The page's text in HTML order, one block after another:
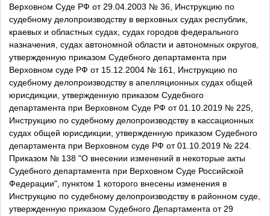
Верховном Суде РФ от 29.04.2003 № 36, Инструкцию по
судебному делопроизводству в верховных судах республик,
краевых и областных судах, судах городов федерального
назначения, судах автономной области и автономных округов,
утвержденную приказом Судебного департамента при
Верховном суде РФ от 15.12.2004 № 161, Инструкцию по
судебному делопроизводству в апелляционных судах общей
юрисдикции, утвержденную приказом Судебного
департамента при Верховном Суде РФ от 01.10.2019 № 225,
Инструкцию по судебному делопроизводству в кассационных
судах общей юрисдикции, утвержденную приказом Судебного
департамента при Верховном суде РФ от 01.10.2019 № 224.
Приказом № 138 "О внесении изменений в некоторые акты
Судебного департамента при Верховном Суде Российской
Федерации", пунктом 1 которого внесены изменения в
Инструкцию по судебному делопроизводству в районном суде,
утвержденную приказом Судебного Департамента от 29